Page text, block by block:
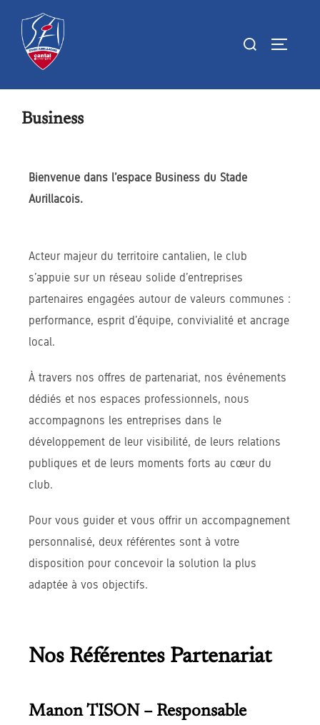
Business
Bienvenue dans l’espace Business du Stade
Aurillacois.
Acteur majeur du territoire cantalien, le club
s’appuie sur un réseau solide d’entreprises
partenaires engagées autour de valeurs communes :
performance, esprit d’équipe, convivialité et ancrage
local.
À travers nos offres de partenariat, nos événements
dédiés et nos espaces professionnels, nous
accompagnons les entreprises dans le
développement de leur visibilité, de leurs relations
publiques et de leurs moments forts au cœur du
club.
Pour vous guider et vous offrir un accompagnement
personnalisé, deux référentes sont à votre
disposition pour concevoir la solution la plus
adaptée à vos objectifs.
Nos Référentes Partenariat
Manon TISON – Responsable